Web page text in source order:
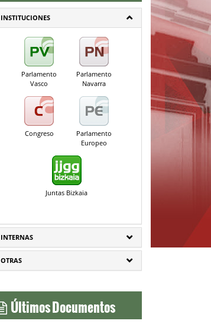
INSTITUCIONES
Parlamento
Vasco
Parlamento
Navarra
Congreso
Parlamento
Europeo
Juntas Bizkaia
INTERNAS
OTRAS
Últimos Documentos